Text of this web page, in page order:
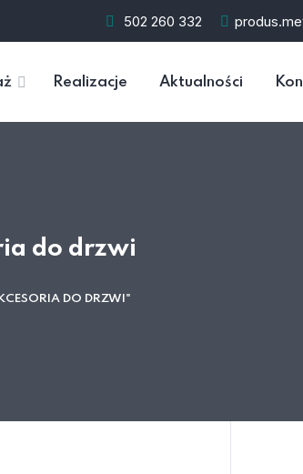
502 260 332
Realizacje Aktualności
do drzwi
DO DRZWI"